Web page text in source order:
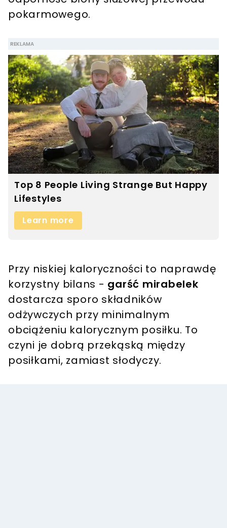
pokarmowego.
Przy niskiej kaloryczności to naprawdę
korzystny bilans - garść mirabelek
dostarcza sporo składników
odżywczych przy minimalnym
obciążeniu kalorycznym posiłku. To
czyni je dobrą przekąską między
posiłkami, zamiast słodyczy.